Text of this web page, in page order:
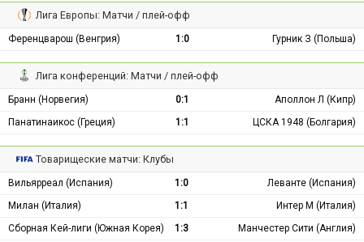
Лига Европы: Матчи / плей-офф
Ференцварош (Венгрия) 1:0 Гурник З (Польша)
Лига конференций: Матчи / плей-офф
Бранн (Норвегия) 0:1
Аполлон Л (Кипр)
Панатинаикос (Греция)
1:1 ЦСКА 1948 (Болгария)
Товарищеские матчи: Клубы
Вильярреал (Испания) 1:0
Леванте (Испания)
Милан (Италия)
1:1
Интер М (Италия)
Сборная Кей-лиги (Южная Корея)
1:3 Манчестер Сити (Англия)